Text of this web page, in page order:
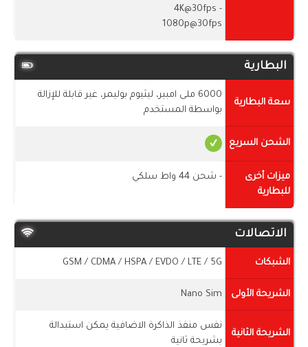
- 4K@30fps
1080p@30fps
البطارية
سعة البطارية
6000 ملى امبير، ليثيوم بوليمر، غير قابلة للإزالة
بواسطة المستخدم
الشحن السريع
ميزات أخرى
للبطارية
- شحن 44 واط سلكي
الاتصالات
الشبكات GSM / CDMA / HSPA / EVDO / LTE / 5G
الشريحة الأولى Nano Sim
الشريحة الثانية
نفس منفذ الذاكرة الاضافية يمكن استبدالة
بشريحة ثانية